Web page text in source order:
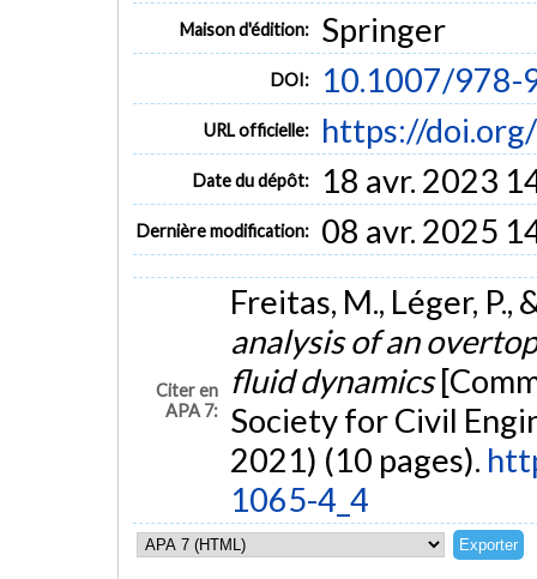
Maison d'édition: Springer
DOI: 10.1007/978-
URL officielle: https://
Date du dépôt: 18 avr. 2023
Dernière modification: 08 avr. 2025
Citer en
APA 7:
Freitas, M., Léger,
analysis of an
fluid dynamics
Society for Civil
2021) (10 pages).
1065-4_4